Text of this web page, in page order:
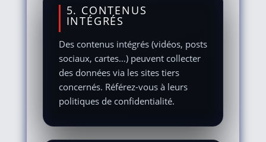
5. CONTENUS
INTÉGRÉS
Des contenus intégrés (vidéos, posts
sociaux, cartes…) peuvent collecter
des données via les sites tiers
concernés. Référez-vous à leurs
politiques de confidentialité.